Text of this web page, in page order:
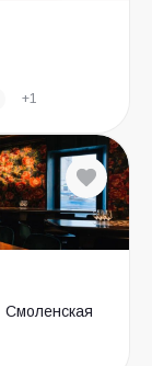
+1
Смоленская